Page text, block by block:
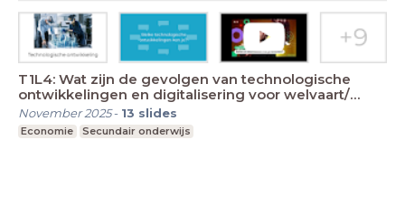
T1L4: Wat zijn de gevolgen van technologische
ontwikkelingen en digitalisering voor welvaart/
welzij
November 2025- 13 slides
Economie Secundair onderwijs